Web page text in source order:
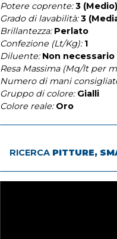
Potere coprente: 3 (Medio)
Grado di lavabilità: 3
Brillantezza: Perlato
Confezione (Lt/Kg): 1
Diluente: Non necessario
Resa Massima (Mq/lt per
Numero di mani
Gruppo di colore: Gialli
Colore reale: Oro
RICERCA PITTURE,